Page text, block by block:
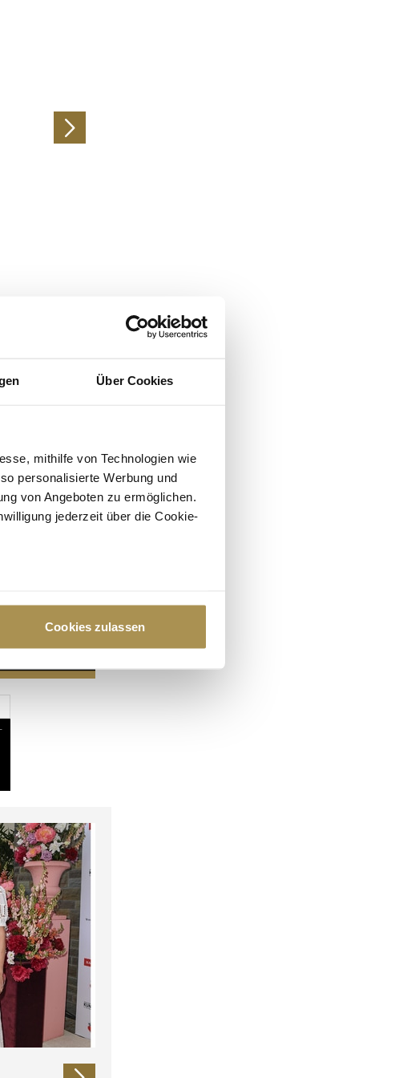
Über Cookies
mithilfe von Technologien wie
personalisierte Werbung und
von Angeboten zu ermöglichen.
jederzeit über die Cookie-
Sie Ihre Präferenzen im
Medien anbieten zu können
führen diese Informationen
sie im Rahmen Ihrer Nutzung
Cookies zulassen